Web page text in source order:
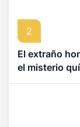
2
El extraño
el misterio
asiáticos